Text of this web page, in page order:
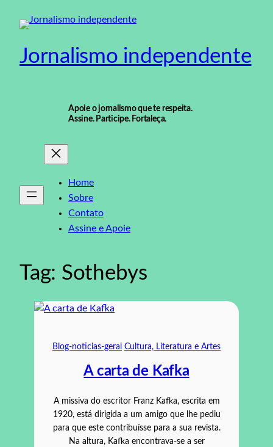
para
conteúdo
Jornalismo independente
Apoie o jornalismo que te respeita.
Assine. Participe. Fortaleça.
Home
Sobre
Contato
Assine e Apoie
Tag: Sothebys
Blog-noticias-geral Cultura, Literatura e Artes
A carta de Kafka
A missiva do escritor Franz Kafka, escrita em
1920, está dirigida a um amigo que lhe pediu
para que este contribuísse para a sua revista.
Na altura, Kafka encontrava-se a ser